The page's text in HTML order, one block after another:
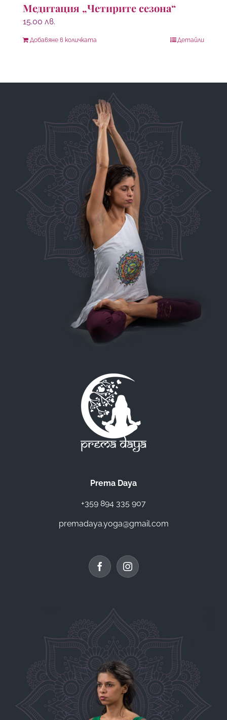
Медитация „Четирите сезона“
15.00 лв.
Добавяне в количката Детайли
Prema Daya
+359 894 335 907
premadaya.yoga@gmail.com